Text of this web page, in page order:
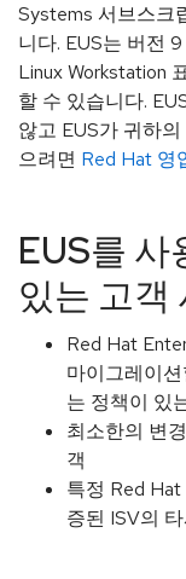
Systems 서브스크
니다. EUS는 버전
Linux Workstation
할 수 있습니다.
않고 EUS가 귀하
으려면 Red Hat 영
EUS를 사
있는 고객
Red Hat
마이그레이
는 정책이 있
최소한의 변
객
특정 Red
증된 ISV의